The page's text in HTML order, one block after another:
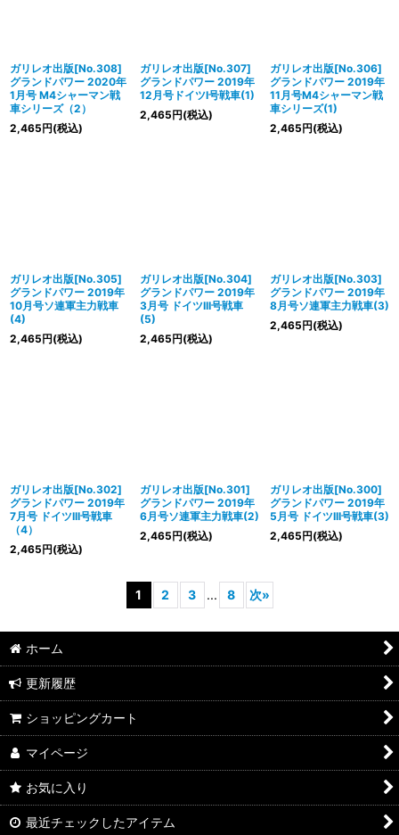
ガリレオ出版[No.308]
グランドパワー 2020年
1月号 M4シャーマン戦
車シリーズ（2）
2,465円(税込)
ガリレオ出版[No.307]
グランドパワー 2019年
12月号ドイツI号戦車(1)
2,465円(税込)
ガリレオ出版[No.306]
グランドパワー 2019年
11月号M4シャーマン戦
車シリーズ(1)
2,465円(税込)
ガリレオ出版[No.305]
グランドパワー 2019年
10月号ソ連軍主力戦車
(4)
2,465円(税込)
ガリレオ出版[No.304]
グランドパワー 2019年
3月号 ドイツIII号戦車
(5)
2,465円(税込)
ガリレオ出版[No.303]
グランドパワー 2019年
8月号ソ連軍主力戦車(3)
2,465円(税込)
ガリレオ出版[No.302]
グランドパワー 2019年
7月号 ドイツIII号戦車
（4）
2,465円(税込)
ガリレオ出版[No.301]
グランドパワー 2019年
6月号ソ連軍主力戦車(2)
2,465円(税込)
ガリレオ出版[No.300]
グランドパワー 2019年
5月号 ドイツIII号戦車(3)
2,465円(税込)
1 2 3 ... 8 次»
ホーム
更新履歴
ショッピングカート
マイページ
お気に入り
最近チェックしたアイテム